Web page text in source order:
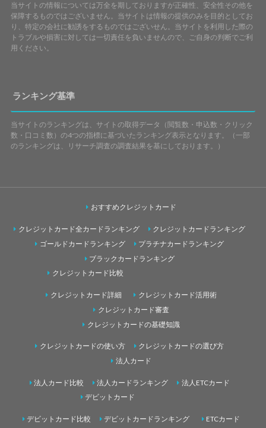
当サイトの情報については万全を期しておりますが正確性、安全性その他を
保障するものではございません。当サイトは情報の提供のみを目的としてお
り、特定の会社に勧誘をするものではございせん。当サイトを利用した際の
トラブルや損害に対しては一切責任を負いませんので、ご自身の判断でご利
用ください。
ランキング基準
当サイトのランキングは、サイトの取得データ（閲覧数・申込数・クリック
数・口コミ数）の4つの指標に基づいたランキング表示となります。（一部
のランキングは、リサーチ調査の調査結果を基にしております。）
おすすめクレジットカード
クレジットカード全カードランキング
クレジットカードランキング
ゴールドカードランキング
プラチナカードランキング
ブラックカードランキング
クレジットカード比較
クレジットカード詳細
クレジットカード活用術
クレジットカード審査
クレジットカードの基礎知識
クレジットカードの使い方
クレジットカードの選び方
法人カード
法人カード比較 法人カードランキング
法人ETCカード
デビットカード
デビットカード比較 デビットカードランキング ETCカード